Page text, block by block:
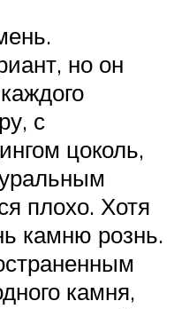
но он
с
цоколь,
плохо. Хотя
камню рознь.
камня,